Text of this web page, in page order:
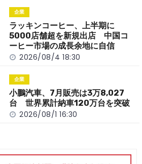
企業
ラッキンコーヒー、上半期に
5000店舗超を新規出店 中国コ
ーヒー市場の成長余地に自信
2026/08/4 18:30
企業
小鵬汽車、7月販売は3万8,027
台 世界累計納車120万台を突破
2026/08/1 16:30